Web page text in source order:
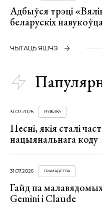
Адбыўся трэці
беларускіх
ЧЫТАЦЬ ЯШЧЭ
31.07.2026 МУЗЫКА
Песні, якія сталі
нацыянальнага коду
31.07.2026 ГРАМАДСТВА
Гайд па
Gemini і Claude